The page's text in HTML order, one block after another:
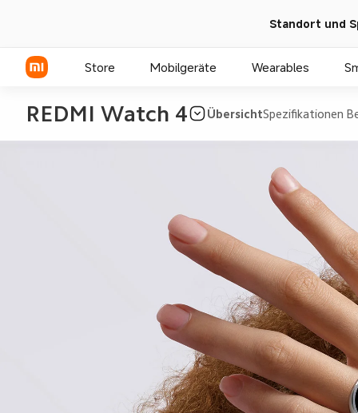
Standort und
Store Mobilgeräte Wearables
REDMI Watch 4 ÜbersichtSpezifikationen